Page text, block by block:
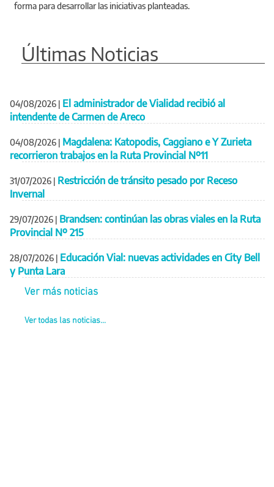
forma para desarrollar las iniciativas planteadas.
Últimas Noticias
04/08/2026 | El administrador de Vialidad recibió al
intendente de Carmen de Areco
04/08/2026 | Magdalena: Katopodis, Caggiano e Y Zurieta
recorrieron trabajos en la Ruta Provincial Nº11
31/07/2026 | Restricción de tránsito pesado por Receso
Invernal
29/07/2026 | Brandsen: continúan las obras viales en la Ruta
Provincial Nº 215
28/07/2026 | Educación Vial: nuevas actividades en City Bell
y Punta Lara
Ver más noticias
Ver todas las noticias...